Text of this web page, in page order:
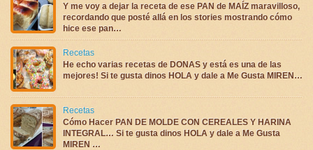
Y me voy a dejar la receta de ese PAN de MAÍZ maravilloso,
recordando que posté allá en los stories mostrando cómo
hice ese pan…
Recetas
He echo varias recetas de DONAS y está es una de las
mejores! Si te gusta dinos HOLA y dale a Me Gusta MIREN…
Recetas
Cómo Hacer PAN DE MOLDE CON CEREALES Y HARINA
INTEGRAL… Si te gusta dinos HOLA y dale a Me Gusta
MIREN …